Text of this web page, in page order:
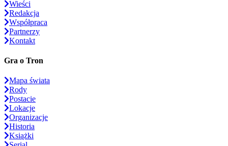
Wieści
Redakcja
Współpraca
Partnerzy
Kontakt
Gra o Tron
Mapa świata
Rody
Postacie
Lokacje
Organizacje
Historia
Książki